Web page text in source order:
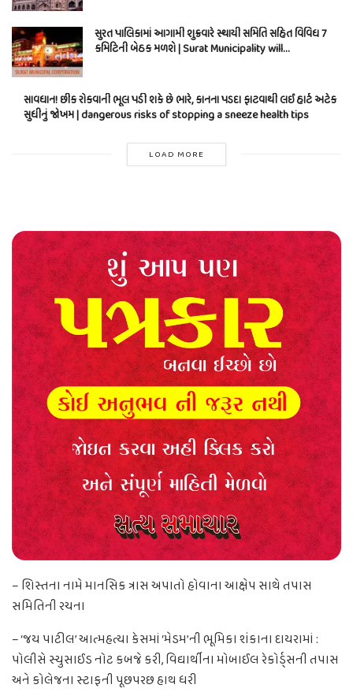
સુરત પાલિકામાં આગામી શુક્રવારે સ્થાયી સમિતિ સહિત વિવિધ 7
કમિટિની બેઠક મળશે | Surat Municipality will…
સાવધાન! છીંક રોકવાની ભૂલ પડી શકે છે ભારે, કાનના પડદા ફાટવાથી લઈ હાર્ટ અટેક
સુધીનું જોખમ | dangerous risks of stopping a sneeze health tips
LOAD MORE
– શિસ્તના નામે માનસિક ત્રાસ અપાતો હોવાના આક્ષેપ સાથે તપાસ
સમિતિની રચના
– ‘જય પાટીલ’ આત્મહત્યા કેસમાં ‘મેડમ’ની ભૂમિકા શંકાના દાયરામાં :
પોલીસે સ્યુસાઈડ નોટ કબજે કરી, વિદ્યાર્થીના મોબાઈલ રેકોર્ડ્સની તપાસ
અને કોલેજના સ્ટાફની પૂછપરછ હાથ ધરી